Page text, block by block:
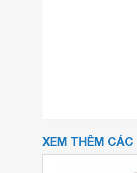
XEM THÊM